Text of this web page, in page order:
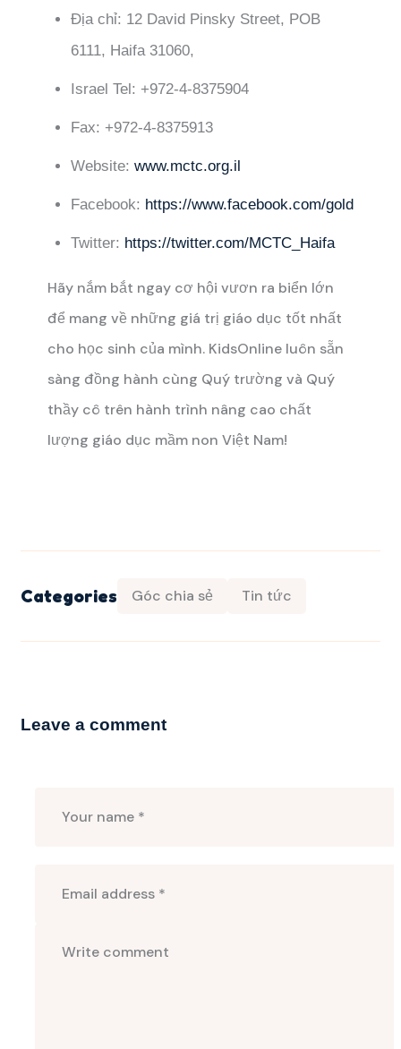
Địa chỉ: 12 David Pinsky Street, POB
6111, Haifa 31060,
Israel Tel: +972-4-8375904
Fax: +972-4-8375913
Website: www.mctc.org.il
Facebook: https://www.facebook.com/
Twitter: https://twitter.com/MCTC_Haifa
Hãy nắm bắt ngay cơ hội vươn ra biển lớn
để mang về những giá trị giáo dục tốt nhất
cho học sinh của mình. KidsOnline luôn sẵn
sàng đồng hành cùng Quý trường và Quý
thầy cô trên hành trình nâng cao chất
lượng giáo dục mầm non Việt Nam!
Categories Góc chia sẻ Tin tức
Leave a comment